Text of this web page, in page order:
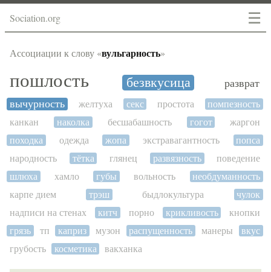
☰
Sociation.org
Ассоциации к слову «вульгарность»
пошлость безвкусица
разврат
вычурность
желтуха секс простота
помпезность
канкан
наколка бесшабашность гогот
жаргон
походка
одежда жопа экстравагантность
попса
народность
тётка глянец развязность
поведение
шлюха
хамло губы вольность
необдуманность
карпе дием
трэш быдлокультура
чулок
надписи на стенах
китч порно крикливость
кнопки
грязь
тп каприз музон распущенность манеры
вкус
грубость
косметика вакханка